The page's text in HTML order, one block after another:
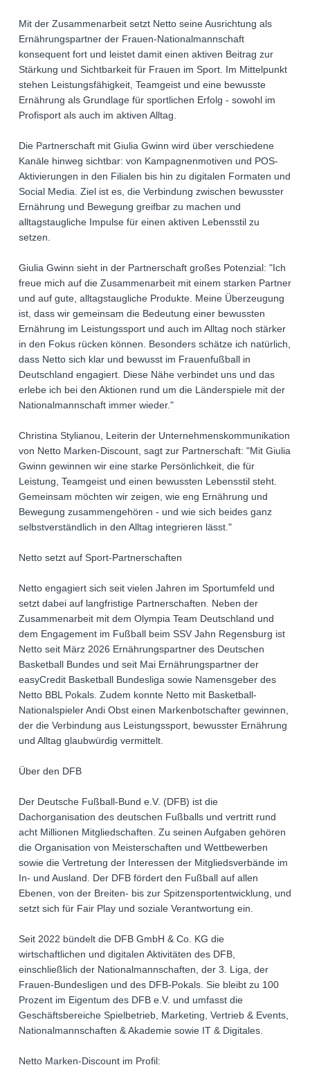
Mit der Zusammenarbeit setzt Netto seine Ausrichtung als
Ernährungspartner der Frauen-Nationalmannschaft
konsequent fort und leistet damit einen aktiven Beitrag zur
Stärkung und Sichtbarkeit für Frauen im Sport. Im Mittelpunkt
stehen Leistungsfähigkeit, Teamgeist und eine bewusste
Ernährung als Grundlage für sportlichen Erfolg - sowohl im
Profisport als auch im aktiven Alltag.
Die Partnerschaft mit Giulia Gwinn wird über verschiedene
Kanäle hinweg sichtbar: von Kampagnenmotiven und POS-
Aktivierungen in den Filialen bis hin zu digitalen Formaten und
Social Media. Ziel ist es, die Verbindung zwischen bewusster
Ernährung und Bewegung greifbar zu machen und
alltagstaugliche Impulse für einen aktiven Lebensstil zu
setzen.
Giulia Gwinn sieht in der Partnerschaft großes Potenzial: "Ich
freue mich auf die Zusammenarbeit mit einem starken Partner
und auf gute, alltagstaugliche Produkte. Meine Überzeugung
ist, dass wir gemeinsam die Bedeutung einer bewussten
Ernährung im Leistungssport und auch im Alltag noch stärker
in den Fokus rücken können. Besonders schätze ich natürlich,
dass Netto sich klar und bewusst im Frauenfußball in
Deutschland engagiert. Diese Nähe verbindet uns und das
erlebe ich bei den Aktionen rund um die Länderspiele mit der
Nationalmannschaft immer wieder."
Christina Stylianou, Leiterin der Unternehmenskommunikation
von Netto Marken-Discount, sagt zur Partnerschaft: "Mit Giulia
Gwinn gewinnen wir eine starke Persönlichkeit, die für
Leistung, Teamgeist und einen bewussten Lebensstil steht.
Gemeinsam möchten wir zeigen, wie eng Ernährung und
Bewegung zusammengehören - und wie sich beides ganz
selbstverständlich in den Alltag integrieren lässt."
Netto setzt auf Sport-Partnerschaften
Netto engagiert sich seit vielen Jahren im Sportumfeld und
setzt dabei auf langfristige Partnerschaften. Neben der
Zusammenarbeit mit dem Olympia Team Deutschland und
dem Engagement im Fußball beim SSV Jahn Regensburg ist
Netto seit März 2026 Ernährungspartner des Deutschen
Basketball Bundes und seit Mai Ernährungspartner der
easyCredit Basketball Bundesliga sowie Namensgeber des
Netto BBL Pokals. Zudem konnte Netto mit Basketball-
Nationalspieler Andi Obst einen Markenbotschafter gewinnen,
der die Verbindung aus Leistungssport, bewusster Ernährung
und Alltag glaubwürdig vermittelt.
Über den DFB
Der Deutsche Fußball-Bund e.V. (DFB) ist die
Dachorganisation des deutschen Fußballs und vertritt rund
acht Millionen Mitgliedschaften. Zu seinen Aufgaben gehören
die Organisation von Meisterschaften und Wettbewerben
sowie die Vertretung der Interessen der Mitgliedsverbände im
In- und Ausland. Der DFB fördert den Fußball auf allen
Ebenen, von der Breiten- bis zur Spitzensportentwicklung, und
setzt sich für Fair Play und soziale Verantwortung ein.
Seit 2022 bündelt die DFB GmbH & Co. KG die
wirtschaftlichen und digitalen Aktivitäten des DFB,
einschließlich der Nationalmannschaften, der 3. Liga, der
Frauen-Bundesligen und des DFB-Pokals. Sie bleibt zu 100
Prozent im Eigentum des DFB e.V. und umfasst die
Geschäftsbereiche Spielbetrieb, Marketing, Vertrieb & Events,
Nationalmannschaften & Akademie sowie IT & Digitales.
Netto Marken-Discount im Profil: